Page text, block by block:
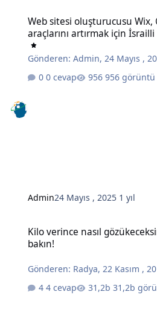
Web sitesi oluşturucusu
araçlarını artırmak için
Gönderen:Admin, 24 Mayıs ,
0 cevap
956 görüntü
Admin24 Mayıs , 2025 1 yıl
Kilo verince nasıl
bakın!
Gönderen: Radya, 22 Kasım ,
4 cevap
31,2b